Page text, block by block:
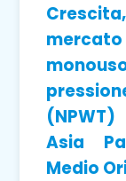
Asia
Medio